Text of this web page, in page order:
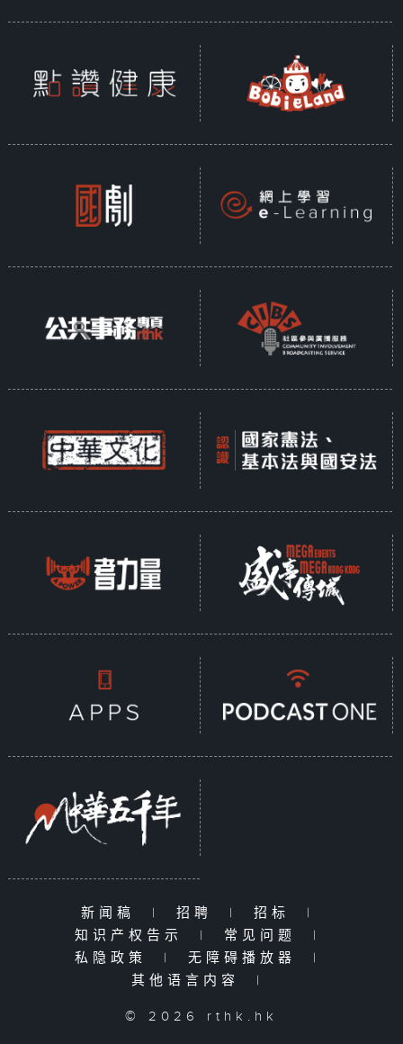
新闻稿 | 招聘 | 招标
|
知识产权告示
| 常见问题
|
私隐政策
| 无障碍播放器
|
其他语言内容
|
© 2026 rthk.hk